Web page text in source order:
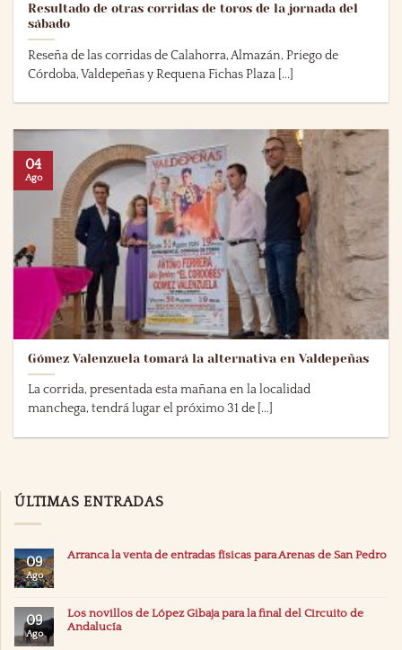
Resultado de otras corridas de toros de la jornada del
sábado
Reseña de las corridas de Calahorra, Almazán, Priego de
Córdoba, Valdepeñas y Requena Fichas Plaza [...]
Gómez Valenzuela tomará la alternativa en Valdepeñas
La corrida, presentada esta mañana en la localidad
manchega, tendrá lugar el próximo 31 de [...]
04
Ago
ÚLTIMAS ENTRADAS
09
Ago
Arranca la venta de entradas físicas para Arenas de San Pedro
09
Ago
Los novillos de López Gibaja para la final del Circuito de
Andalucía